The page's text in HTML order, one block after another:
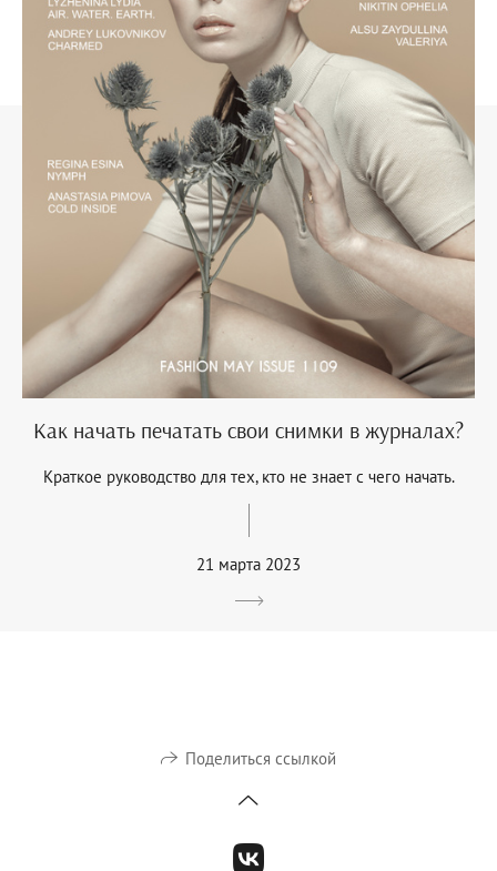
Как начать печатать свои снимки в журналах?
Краткое руководство для тех, кто не знает с чего начать.
21 марта 2023
Поделиться ссылкой